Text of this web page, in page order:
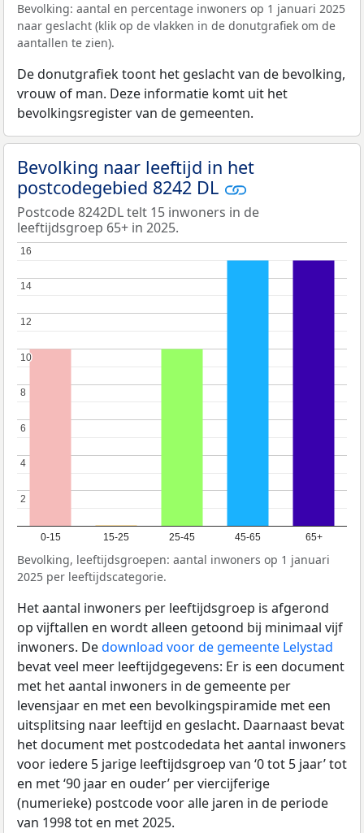
Bevolking: aantal en percentage inwoners op 1 januari 2025
naar geslacht (klik op de vlakken in de donutgrafiek om de
aantallen te zien).
De donutgrafiek toont het geslacht van de bevolking,
vrouw of man. Deze informatie komt uit het
bevolkingsregister van de gemeenten.
Bevolking naar leeftijd in het
postcodegebied 8242 DL
Postcode 8242DL telt 15 inwoners in de
leeftijdsgroep 65+ in 2025.
0-15 15-25 25-45 45-65 65+
2
2
4
4
6
6
8
8
10
10
12
12
14
14
16
16
Bevolking, leeftijdsgroepen: aantal inwoners op 1 januari
2025 per leeftijdscategorie.
Het aantal inwoners per leeftijdsgroep is afgerond
op vijftallen en wordt alleen getoond bij minimaal vijf
inwoners. Dedownload voor de gemeente Lelystad
bevat veel meer leeftijdgegevens: Er is een document
met het aantal inwoners in de gemeente per
levensjaar en met een bevolkingspiramide met een
uitsplitsing naar leeftijd en geslacht. Daarnaast bevat
het document met postcodedata het aantal inwoners
voor iedere 5 jarige leeftijdsgroep van ‘0 tot 5 jaar’ tot
en met ‘90 jaar en ouder’ per viercijferige
(numerieke) postcode voor alle jaren in de periode
van 1998 tot en met 2025.